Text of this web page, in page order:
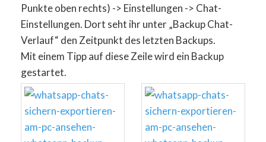
Punkte oben rechts) -> Einstellungen -> Chat-
Einstellungen. Dort seht ihr unter „Backup Chat-
Verlauf“ den Zeitpunkt des letzten Backups.
Mit einem Tipp auf diese Zeile wird ein Backup
gestartet.